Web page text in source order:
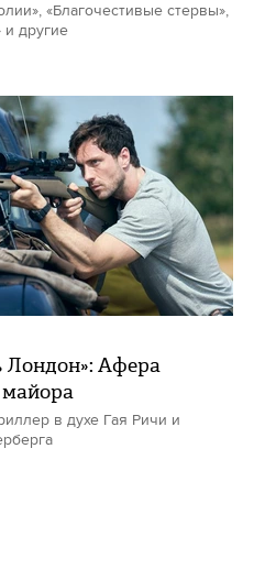
«Благочестивые стервы»,
и другие
Лондон»: Афера
в духе Гая Ричи и